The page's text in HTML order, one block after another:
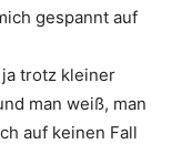
gespannt auf
trotz kleiner
man weiß, man
auf keinen Fall